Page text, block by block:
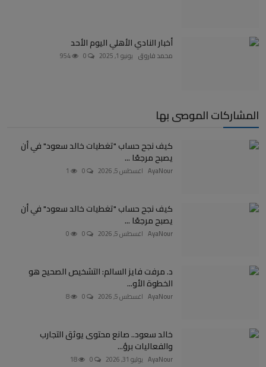
أخبار النادي الأهلي اليوم الأحد
محمد فاروق يونيو 1, 2025
المشاركات الموصى بها
كيف نجح حساب "تغطيات خالد سعود" في أن
يصبح مرجعًا ...
AyaNour اغسطس 5, 2026
كيف نجح حساب "تغطيات خالد سعود" في أن
يصبح مرجعًا ...
AyaNour اغسطس 5, 2026
د. مرفت فايز السالم: التشخيص الصحيح هو
الخطوة الأو...
AyaNour اغسطس 5, 2026
خالد سعود.. صانع محتوى يوثق التجارب
والفعاليات برؤ...
AyaNour يوليو 31, 2026